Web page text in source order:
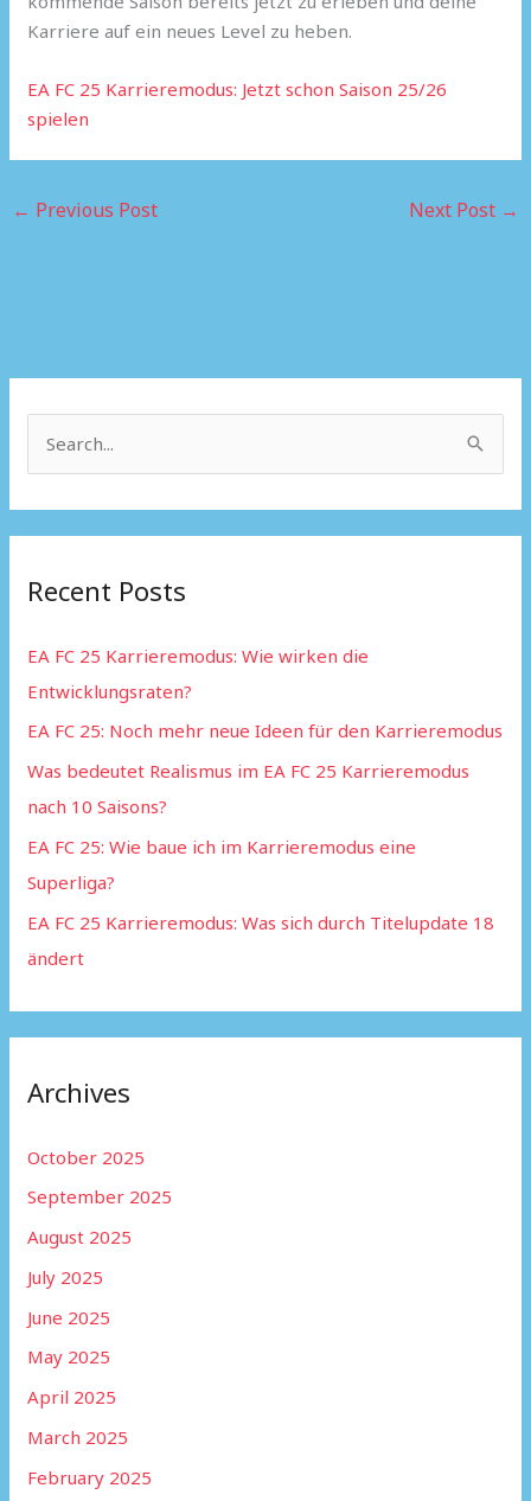
Karriere auf ein neues Level zu heben.
EA FC 25 Karrieremodus: Jetzt schon Saison 25/26
spielen
← Previous Post Next Post →
c
f
o
r
:
Recent Posts
EA FC 25 Karrieremodus: Wie wirken die
Entwicklungsraten?
EA FC 25: Noch mehr neue Ideen für den Karrieremodus
Was bedeutet Realismus im EA FC 25 Karrieremodus
nach 10 Saisons?
EA FC 25: Wie baue ich im Karrieremodus eine
Superliga?
EA FC 25 Karrieremodus: Was sich durch Titelupdate 18
ändert
Archives
October 2025
September 2025
August 2025
July 2025
June 2025
May 2025
April 2025
March 2025
February 2025